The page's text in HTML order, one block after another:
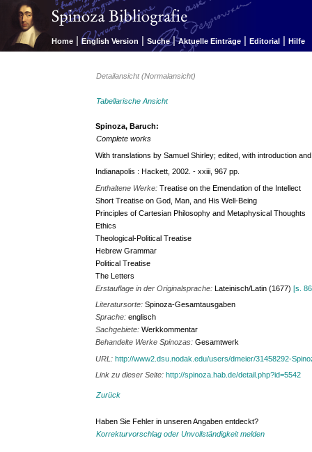
Home | English Version | Suche | Aktuelle Einträge | Editorial | Hilfe
Detailansicht (Normalansicht)
Tabellarische Ansicht
Spinoza, Baruch:
Complete works
With translations by Samuel Shirley; edited, with introduction
Indianapolis : Hackett, 2002. - xxiii, 967 pp.
Enthaltene Werke:Treatise on the Emendation of the Intellect
Short Treatise on God, Man, and His Well-Being
Principles of Cartesian Philosophy and Metaphysical Thoughts
Ethics
Theological-Political Treatise
Hebrew Grammar
Political Treatise
The Letters
Erstauflage in der Originalsprache:Lateinisch/Latin (1677)[s.
Literatursorte:Spinoza-Gesamtausgaben
Sprache:englisch
Sachgebiete:Werkkommentar
Behandelte Werke Spinozas:Gesamtwerk
URL:http://www2.dsu.nodak.edu/users/dmeier/31458292-
Link zu dieser Seite:http://spinoza.hab.de/detail.php?id=5542
Zurück
Haben Sie Fehler in unseren Angaben entdeckt?
Korrekturvorschlag oder Unvollständigkeit melden